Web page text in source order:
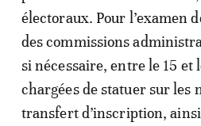
électoraux. Pour l’examen
des commissions
si nécessaire, entre le 15
chargées de statuer sur les
transfert d’inscription,